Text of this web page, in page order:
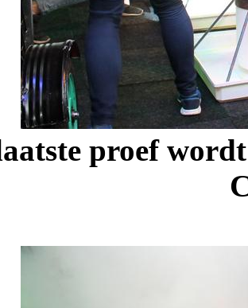
proef